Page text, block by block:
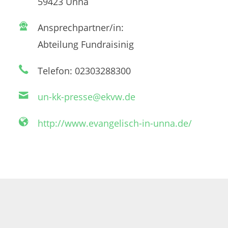
Ansprechpartner/in:
Abteilung Fundraisinig
Telefon: 02303288300
un-kk-presse@ekvw.de
http://www.evangelisch-in-unna.de/